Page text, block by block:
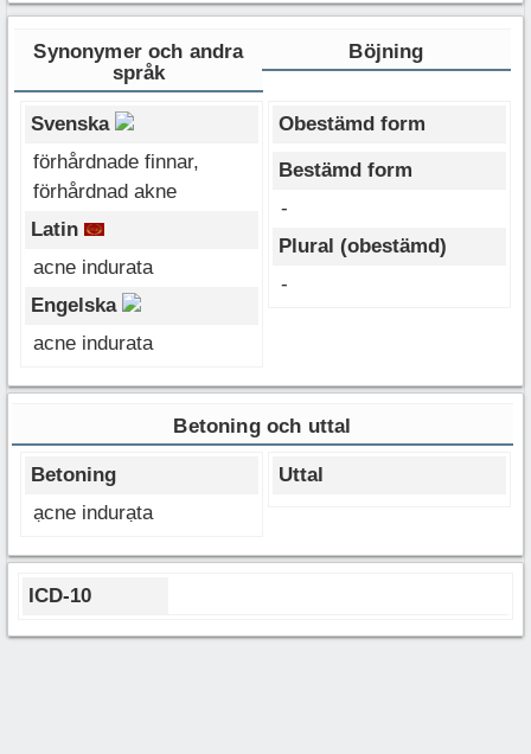
Synonymer och andra
språk
Böjning
Svenska
förhårdnade finnar,
förhårdnad akne
Latin
acne indurata
Engelska
acne indurata
Obestämd form
Bestämd form
-
Plural (obestämd)
-
Betoning och uttal
Betoning
ạcne indurạta
Uttal
ICD-10